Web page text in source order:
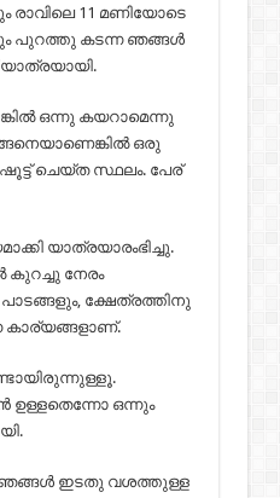
11 മണിയോടെ
പുറത്തു കടന്ന ഞങ്ങൾ
യാത്രയായി.
ഒന്നു കയറാമെന്നു
ഒരു
ചെയ്ത സ്ഥലം. പേര്
യാത്രയാരംഭിച്ചു.
കുറച്ചു നേരം
ക്ഷേത്രത്തിനു
കാര്യങ്ങളാണ്.
ഒന്നും
ഞങ്ങൾ ഇടതു വശത്തുള്ള